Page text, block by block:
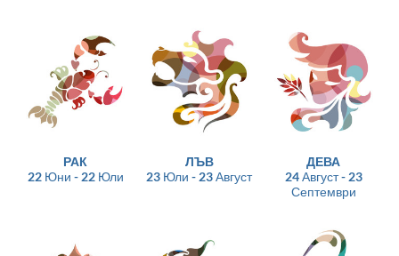
РАК
22 Юни - 22 Юли
ЛЪВ
23 Юли - 23 Август
ДЕВА
24 Август - 23
Септември